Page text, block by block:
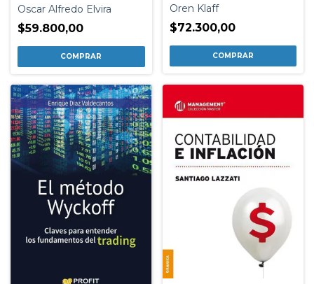
Oscar Alfredo Elvira
$59.800,00
Oren Klaff
$72.300,00